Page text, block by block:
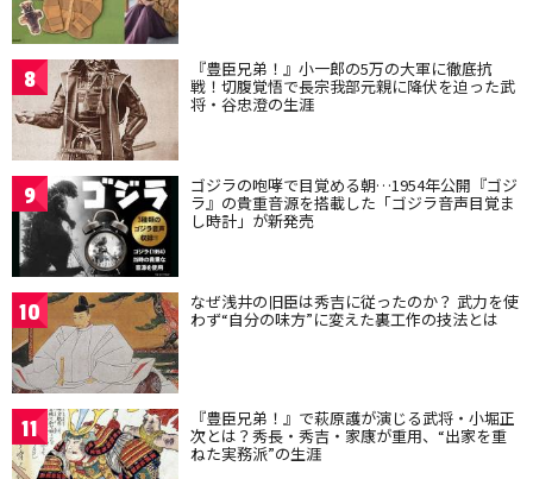
8 『豊臣兄弟！』小一郎の5万の大軍に徹底抗
戦！切腹覚悟で長宗我部元親に降伏を迫った武
将・谷忠澄の生涯
9 ゴジラの咆哮で目覚める朝…1954年公開『ゴジ
ラ』の貴重音源を搭載した「ゴジラ音声目覚ま
し時計」が新発売
10 なぜ浅井の旧臣は秀吉に従ったのか？ 武力を使
わず“自分の味方”に変えた裏工作の技法とは
11 『豊臣兄弟！』で萩原護が演じる武将・小堀正
次とは？秀長・秀吉・家康が重用、“出家を重
ねた実務派”の生涯